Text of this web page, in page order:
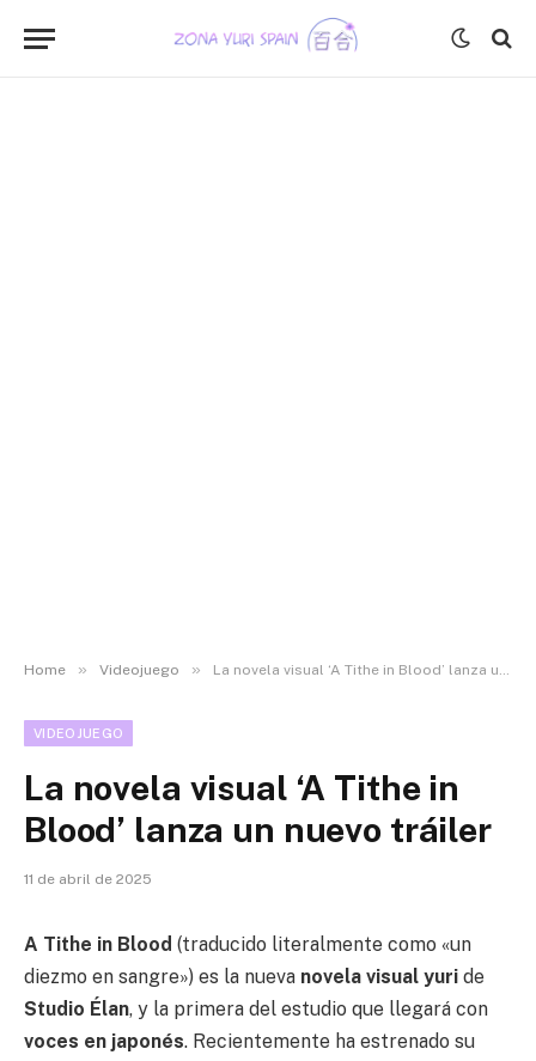
Home » Videojuego » La novela visual ‘A Tithe in Blood’ lanza un nuevo tráiler
VIDEOJUEGO
La novela visual ‘A Tithe in
Blood’ lanza un nuevo tráiler
11 de abril de 2025
A Tithe in Blood (traducido literalmente como «un
diezmo en sangre») es la nueva novela visual yuri de
Studio Élan, y la primera del estudio que llegará con
voces en japonés. Recientemente ha estrenado su